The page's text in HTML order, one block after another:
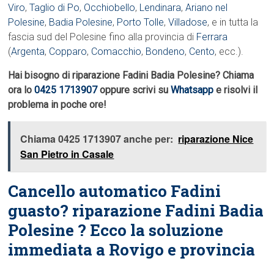
Viro,Taglio di Po, Occhiobello, Lendinara,Ariano nel
Polesine, Badia Polesine, Porto Tolle,Villadose, e in tutta la
fascia sud del Polesine fino alla provincia di Ferrara
(Argenta, Copparo, Comacchio, Bondeno, Cento, ecc.).
Hai bisogno di riparazione Fadini Badia Polesine? Chiama
ora lo0425 1713907oppure scrivi suWhatsapp e risolvi il
problema in poche ore!
Chiama 0425 1713907 anche per: riparazione Nice
San Pietro in Casale
Cancello automatico Fadini
guasto? riparazione Fadini Badia
Polesine ? Ecco la soluzione
immediata a Rovigo e provincia